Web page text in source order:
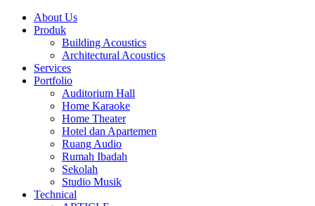
About Us
Produk
Building Acoustics
Architectural Acoustics
Services
Portfolio
Auditorium Hall
Home Karaoke
Home Theater
Hotel dan Apartemen
Ruang Audio
Rumah Ibadah
Sekolah
Studio Musik
Technical